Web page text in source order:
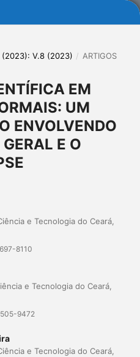
V.8 (2023) / ARTIGOS
EM
UM
ENVOLVENDO
E O
e Tecnologia do Ceará,
8110
e Tecnologia do Ceará,
9472
e Tecnologia do Ceará,